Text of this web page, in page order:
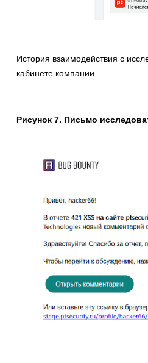
История взаимодействия с
кабинете компании.
Рисунок 7. Письмо